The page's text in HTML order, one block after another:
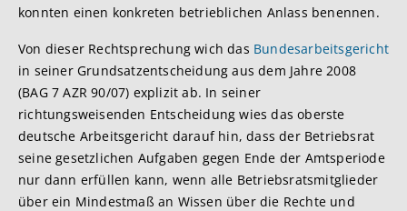
konnten einen konkreten betrieblichen Anlass benennen.
Von dieser Rechtsprechung wich das Bundesarbeitsgericht
in seiner Grundsatzentscheidung aus dem Jahre 2008
(BAG 7 AZR 90/07) explizit ab. In seiner
richtungsweisenden Entscheidung wies das oberste
deutsche Arbeitsgericht darauf hin, dass der Betriebsrat
seine gesetzlichen Aufgaben gegen Ende der Amtsperiode
nur dann erfüllen kann, wenn alle Betriebsratsmitglieder
über ein Mindestmaß an Wissen über die Rechte und